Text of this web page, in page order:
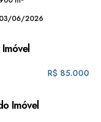
03/06/2026
R$ 85.000
Imóvel